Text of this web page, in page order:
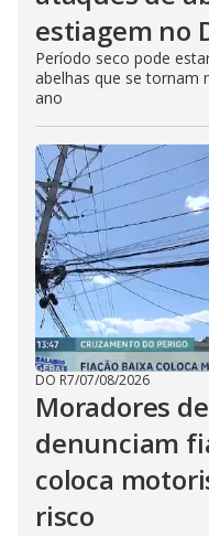
estiagem no
Período seco pode
abelhas que se tornam
ano
DO R7/07/08/2026
Moradores
denunciam
coloca
risco